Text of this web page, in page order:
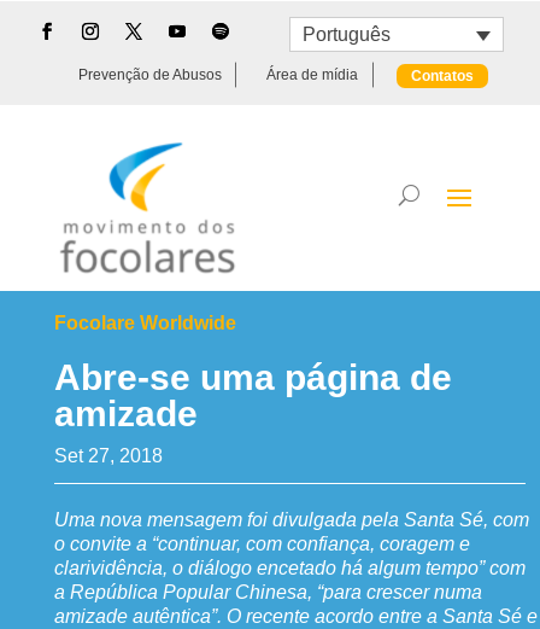
Português
Prevenção de Abusos Área de mídia Contatos
Focolare Worldwide
Abre-se uma página de
amizade
Set 27, 2018
Uma nova mensagem foi divulgada pela Santa Sé, com
o convite a “continuar, com confiança, coragem e
clarividência, o diálogo encetado há algum tempo” com
a República Popular Chinesa, “para crescer numa
amizade autêntica”. O recente acordo entre a Santa Sé e